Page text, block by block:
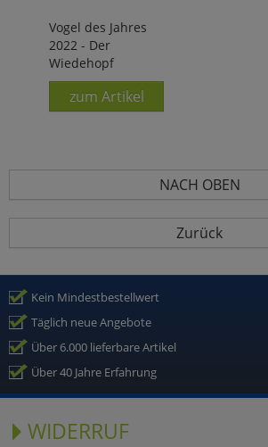
Vogel des Jahres
2022 - Der
Wiedehopf
zum Artikel
NACH OBEN
Zurück
Kein Mindestbestellwert
Täglich neue Angebote
Über 6.000 lieferbare Artikel
Über 40 Jahre Erfahrung
WIDERRUF